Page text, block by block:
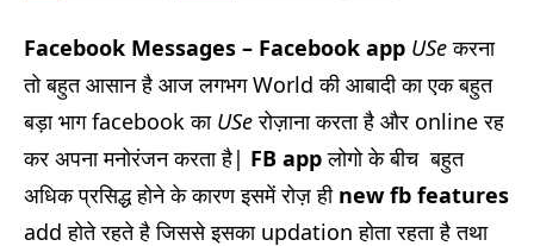
Facebook Messages – Facebook app USeकरना
तो बहुत आसान है आज लगभग World की आबादी का एक बहुत
बड़ा भाग facebook का USeरोज़ाना करता है और online रह
कर अपना मनोरंजन करता है| FB appलोगो के बीच बहुत
अधिक प्रसिद्ध होने के कारण इसमें रोज़ ही new fb features
add होते रहते है जिससे इसका updation होता रहता है तथा